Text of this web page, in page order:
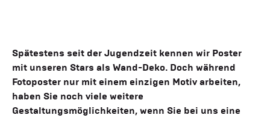
Spätestens seit der Jugendzeit kennen wir Poster
mit unseren Stars als Wand-Deko. Doch während
Fotoposter nur mit einem einzigen Motiv arbeiten,
haben Sie noch viele weitere
Gestaltungsmöglichkeiten, wenn Sie bei uns eine